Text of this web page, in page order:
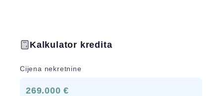
Kalkulator kredita
Cijena nekretnine
269.000 €